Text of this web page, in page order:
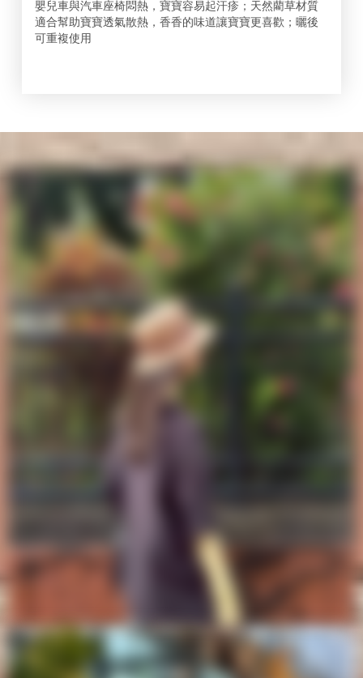
嬰兒車與汽車座椅悶熱，寶寶容易起汗疹；天然藺草材質
適合幫助寶寶透氣散熱，香香的味道讓寶寶更喜歡；曬後
可重複使用